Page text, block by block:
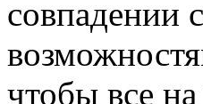
совпадении
чтобы все